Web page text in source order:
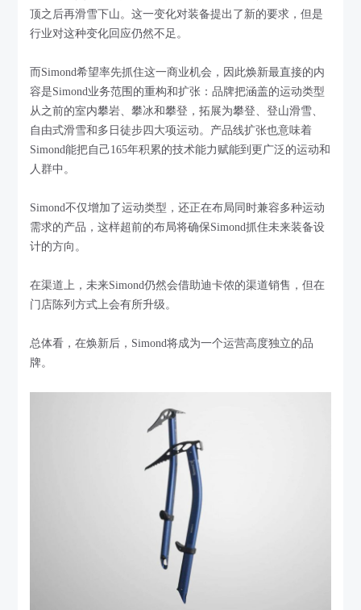
顶之后再滑雪下山。这一变化对装备提出了新的要求，但是
行业对这种变化回应仍然不足。
而Simond希望率先抓住这一商业机会，因此焕新最直接的内
容是Simond业务范围的重构和扩张：品牌把涵盖的运动类型
从之前的室内攀岩、攀冰和攀登，拓展为攀登、登山滑雪、
自由式滑雪和多日徒步四大项运动。产品线扩张也意味着
Simond能把自己165年积累的技术能力赋能到更广泛的运动和
人群中。
Simond不仅增加了运动类型，还正在布局同时兼容多种运动
需求的产品，这样超前的布局将确保Simond抓住未来装备设
计的方向。
在渠道上，未来Simond仍然会借助迪卡侬的渠道销售，但在
门店陈列方式上会有所升级。
总体看，在焕新后，Simond将成为一个运营高度独立的品
牌。